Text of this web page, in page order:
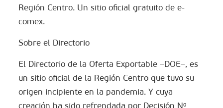
Región Centro. Un sitio oficial gratuito de e-
comex.
Sobre el Directorio
El Directorio de la Oferta Exportable –DOE–, es
un sitio oficial de la Región Centro que tuvo su
origen incipiente en la pandemia. Y cuya
creación ha sido refrendada por Decisión Nº